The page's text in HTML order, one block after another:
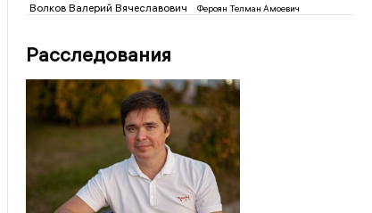
Волков Валерий Вячеславович Фероян Телман Амоевич
Расследования